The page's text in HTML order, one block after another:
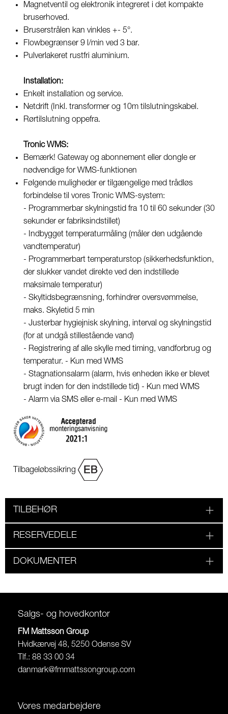
Magnetventil og elektronik integreret i det kompakte
bruserhoved.
Bruserstrålen kan vinkles +- 5°.
Flowbegrænser 9 l/min ved 3 bar.
Pulverlakeret rustfri aluminium.
Installation:
Enkelt installation og service.
Netdrift (Inkl. transformer og 10m tilslutningskabel.
Rørtilslutning oppefra.
Tronic WMS:
Bemærk! Gateway og abonnement eller dongle er
nødvendige for WMS-funktionen
Følgende muligheder er tilgængelige med trådløs
forbindelse til vores Tronic WMS-system:
- Programmerbar skylningstid fra 10 til 60 sekunder (30
sekunder er fabriksindstillet)
- Indbygget temperaturmåling (måler den udgående
vandtemperatur)
- Programmerbart temperaturstop (sikkerhedsfunktion,
der slukker vandet direkte ved den indstillede
maksimale temperatur)
- Skyltidsbegrænsning, forhindrer oversvømmelse,
maks. Skyletid 5 min
- Justerbar hygiejnisk skylning, interval og skylningstid
(for at undgå stillestående vand)
- Registrering af alle skylle med timing, vandforbrug og
temperatur. - Kun med WMS
- Stagnationsalarm (alarm, hvis enheden ikke er blevet
brugt inden for den indstillede tid) - Kun med WMS
- Alarm via SMS eller e-mail - Kun med WMS
Tilbageløbssikring
TILBEHØR
RESERVEDELE
DOKUMENTER
Salgs- og hovedkontor
FM Mattsson Group
Hvidkærvej 48, 5250 Odense SV
Tlf.: 88 33 00 34
danmark@fmmattssongroup.com
Vores medarbejdere